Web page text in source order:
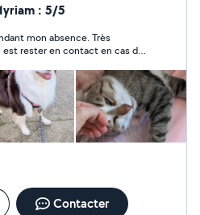
voir !
: 5/5
mon absence. Très
rester en contact en cas de
Contacter